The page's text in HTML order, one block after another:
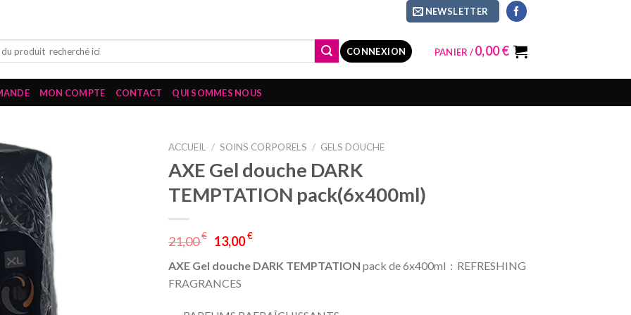
NEWSLETTER
CONNEXION PANIER /0,00€
MON COMPTE CONTACT QUI SOMMES NOUS
ACCUEIL / SOINS CORPORELS / GELS DOUCHE
AXE Gel douche DARK
TEMPTATION pack(6x400ml)
21,00€ 13,00€
AXE Gel douche DARK TEMPTATION pack de 6x400ml : REFRESHING
FRAGRANCES